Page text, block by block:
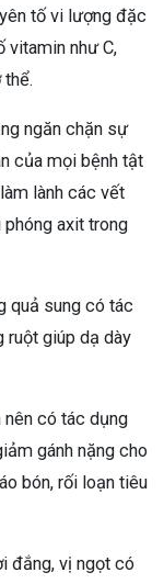
tố vi lượng đặc
vitamin như C,
ngăn chặn sự
của mọi bệnh tật
lành các vết
axit trong
quả sung có tác
ruột giúp dạ dày
nên có tác dụng
gánh nặng cho
bón, rối loạn tiêu
đắng, vị ngọt có